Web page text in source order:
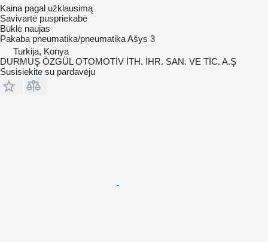
Kaina pagal užklausimą
Savivartė puspriekabė
Būklė naujas
Pakaba pneumatika/pneumatikaAšys 3
Turkija, Konya
DURMUŞ ÖZGÜL OTOMOTİV İTH. İHR. SAN. VE TİC. A.Ş
Susisiekite su pardavėju